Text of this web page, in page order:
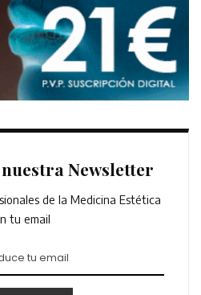
Newsletter
de la Medicina Estética
tu email